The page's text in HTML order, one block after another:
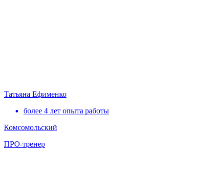
Татьяна Ефименко
более 4 лет опыта работы
Комсомольский
ПРО-тренер